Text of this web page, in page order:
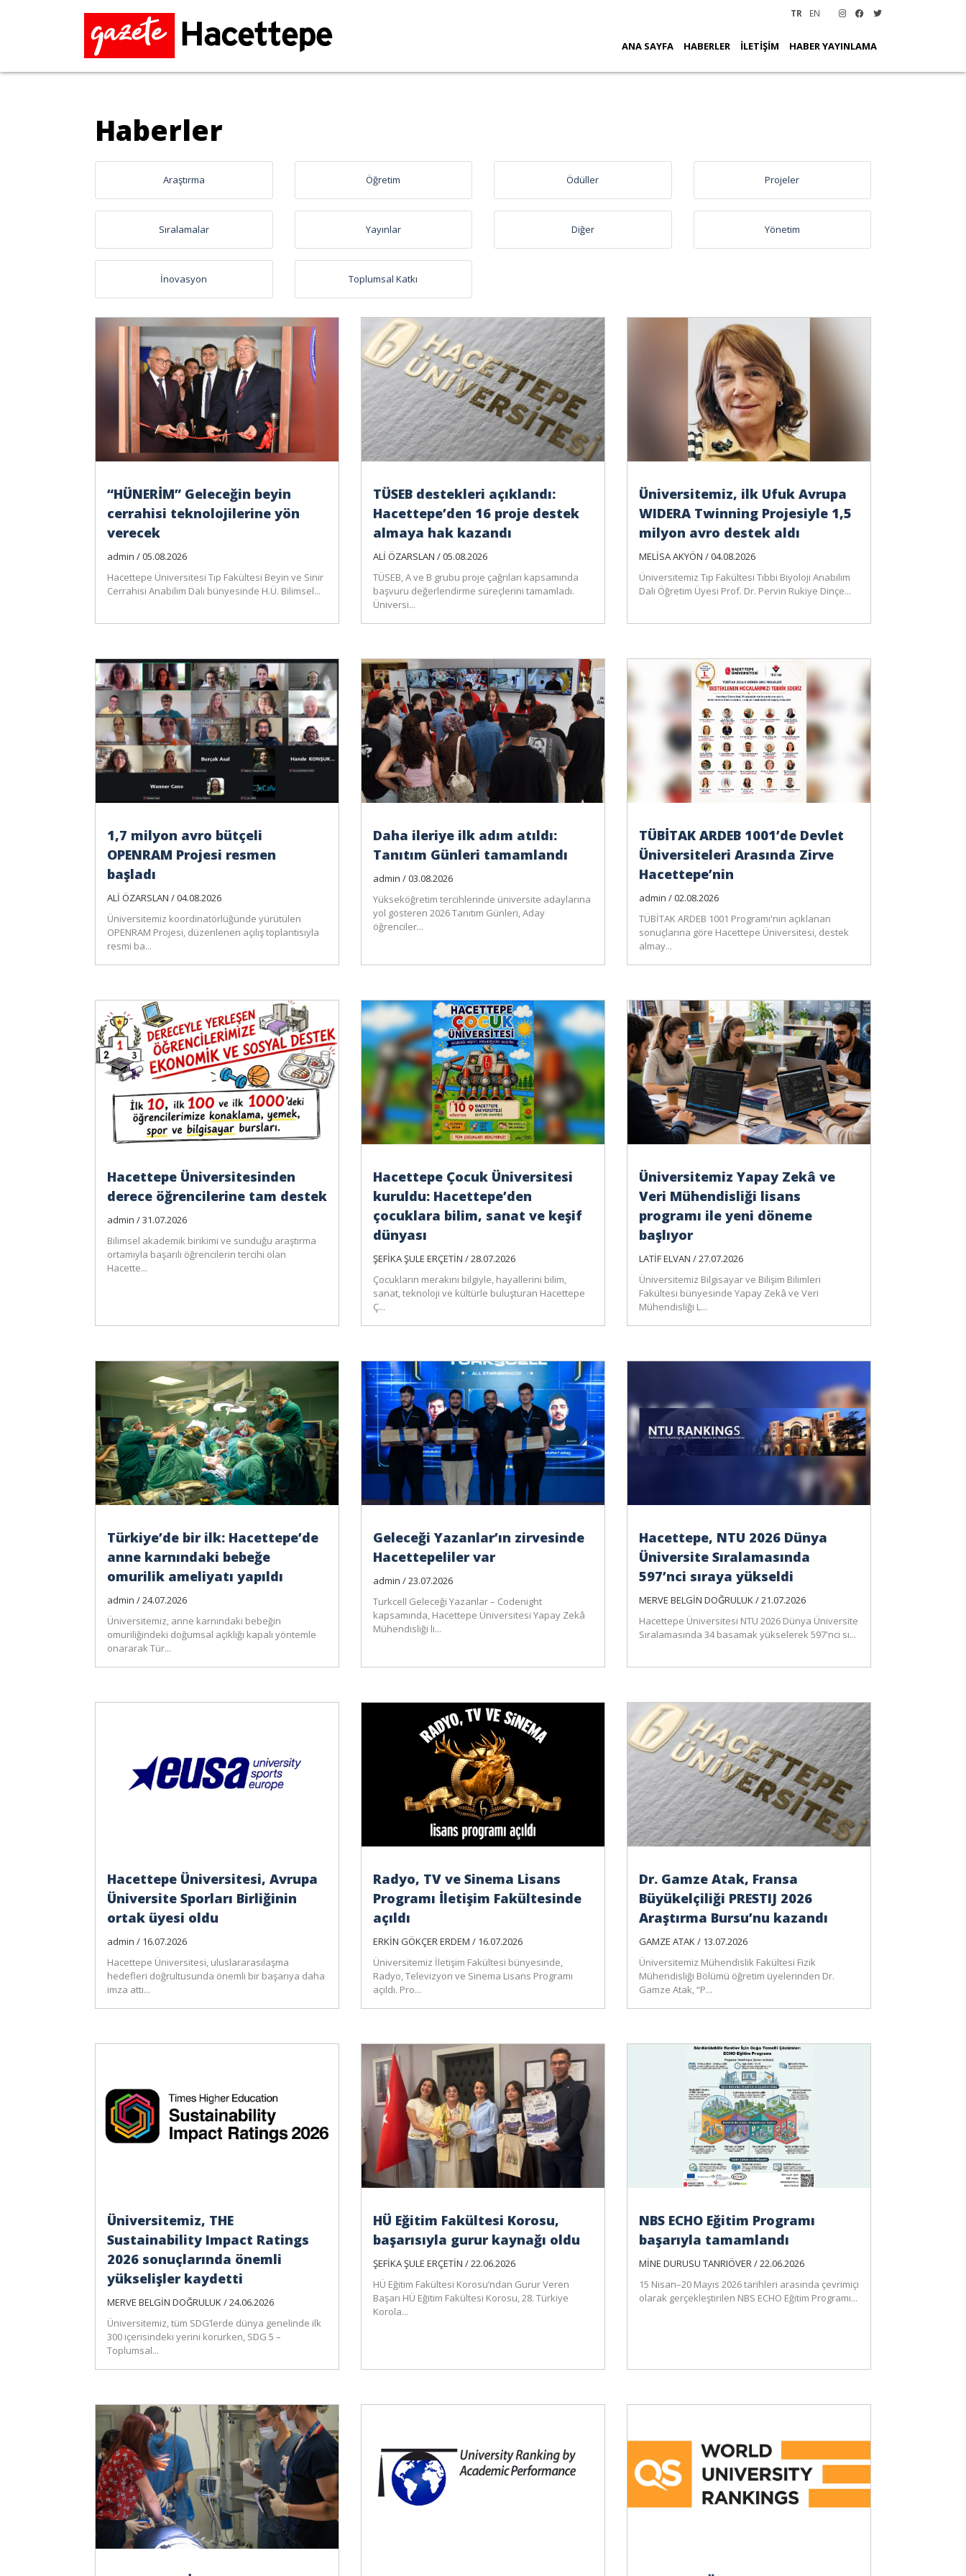
TR EN
ANA SAYFA HABERLER İLETİŞİM HABER YAYINLAMA
Haberler
Araştırma Öğretim Ödüller Projeler
Sıralamalar Yayınlar Diğer Yönetim
İnovasyon Toplumsal Katkı
“HÜNERİM” Geleceğin beyin
cerrahisi teknolojilerine yön
verecek
admin / 05.08.2026
Hacettepe Üniversitesi Tıp Fakültesi Beyin ve Sinir
Cerrahisi Anabilim Dalı bünyesinde H.Ü. Bilimsel...
TÜSEB destekleri açıklandı:
Hacettepe’den 16 proje destek
almaya hak kazandı
ALİ ÖZARSLAN / 05.08.2026
TÜSEB, A ve B grubu proje çağrıları kapsamında
başvuru değerlendirme süreçlerini tamamladı.
Üniversi...
Üniversitemiz, ilk Ufuk Avrupa
WIDERA Twinning Projesiyle 1,5
milyon avro destek aldı
MELİSA AKYÖN / 04.08.2026
Üniversitemiz Tıp Fakültesi Tıbbi Biyoloji Anabilim
Dalı Öğretim Üyesi Prof. Dr. Pervin Rukiye Dinçe...
1,7 milyon avro bütçeli
OPENRAM Projesi resmen
başladı
ALİ ÖZARSLAN / 04.08.2026
Üniversitemiz koordinatörlüğünde yürütülen
OPENRAM Projesi, düzenlenen açılış toplantısıyla
resmi ba...
Daha ileriye ilk adım atıldı:
Tanıtım Günleri tamamlandı
admin / 03.08.2026
Yükseköğretim tercihlerinde üniversite adaylarına
yol gösteren 2026 Tanıtım Günleri, Aday
öğrenciler...
TÜBİTAK ARDEB 1001’de Devlet
Üniversiteleri Arasında Zirve
Hacettepe’nin
admin / 02.08.2026
TÜBİTAK ARDEB 1001 Programı'nın açıklanan
sonuçlarına göre Hacettepe Üniversitesi, destek
almay...
Hacettepe Üniversitesinden
derece öğrencilerine tam destek
admin / 31.07.2026
Bilimsel akademik birikimi ve sunduğu araştırma
ortamıyla başarılı öğrencilerin tercihi olan
Hacette...
Hacettepe Çocuk Üniversitesi
kuruldu: Hacettepe’den
çocuklara bilim, sanat ve keşif
dünyası
ŞEFİKA ŞULE ERÇETİN / 28.07.2026
Çocukların merakını bilgiyle, hayallerini bilim,
sanat, teknoloji ve kültürle buluşturan Hacettepe
Ç...
Üniversitemiz Yapay Zekâ ve
Veri Mühendisliği lisans
programı ile yeni döneme
başlıyor
LATİF ELVAN / 27.07.2026
Üniversitemiz Bilgisayar ve Bilişim Bilimleri
Fakültesi bünyesinde Yapay Zekâ ve Veri
Mühendisliği L...
Türkiye’de bir ilk: Hacettepe’de
anne karnındaki bebeğe
omurilik ameliyatı yapıldı
admin / 24.07.2026
Üniversitemiz, anne karnındaki bebeğin
omuriliğindeki doğumsal açıklığı kapalı yöntemle
onararak Tür...
Geleceği Yazanlar’ın zirvesinde
Hacettepeliler var
admin / 23.07.2026
Turkcell Geleceği Yazanlar – Codenight
kapsamında, Hacettepe Üniversitesi Yapay Zekâ
Mühendisliği li...
Hacettepe, NTU 2026 Dünya
Üniversite Sıralamasında
597’nci sıraya yükseldi
MERVE BELGİN DOĞRULUK / 21.07.2026
Hacettepe Üniversitesi NTU 2026 Dünya Üniversite
Sıralamasında 34 basamak yükselerek 597'nci sı...
Hacettepe Üniversitesi, Avrupa
Üniversite Sporları Birliğinin
ortak üyesi oldu
admin / 16.07.2026
Hacettepe Üniversitesi, uluslararasılaşma
hedefleri doğrultusunda önemli bir başarıya daha
imza attı...
Radyo, TV ve Sinema Lisans
Programı İletişim Fakültesinde
açıldı
ERKİN GÖKÇER ERDEM / 16.07.2026
Üniversitemiz İletişim Fakültesi bünyesinde,
Radyo, Televizyon ve Sinema Lisans Programı
açıldı. Pro...
Dr. Gamze Atak, Fransa
Büyükelçiliği PRESTIJ 2026
Araştırma Bursu’nu kazandı
GAMZE ATAK / 13.07.2026
Üniversitemiz Mühendislik Fakültesi Fizik
Mühendisliği Bölümü öğretim üyelerinden Dr.
Gamze Atak, “P...
Üniversitemiz, THE
Sustainability Impact Ratings
2026 sonuçlarında önemli
yükselişler kaydetti
MERVE BELGİN DOĞRULUK / 24.06.2026
Üniversitemiz, tüm SDG’lerde dünya genelinde ilk
300 içerisindeki yerini korurken, SDG 5 –
Toplumsal...
HÜ Eğitim Fakültesi Korosu,
başarısıyla gurur kaynağı oldu
ŞEFİKA ŞULE ERÇETİN / 22.06.2026
HÜ Eğitim Fakültesi Korosu’ndan Gurur Veren
Başarı HÜ Eğitim Fakültesi Korosu, 28. Türkiye
Korola...
NBS ECHO Eğitim Programı
başarıyla tamamlandı
MİNE DURUSU TANRIÖVER / 22.06.2026
15 Nisan–20 Mayıs 2026 tarihleri arasında çevrimiçi
olarak gerçekleştirilen NBS ECHO Eğitim Programı...